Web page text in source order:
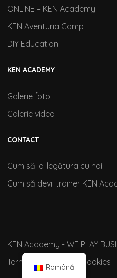
ONLINE – KEN Academy
KEN Aventuria Camp
DIY Education
KEN ACADEMY
Galerie foto
Galerie video
CONTACT
Cum să iei legătura cu noi
Cum să devii trainer KEN
KEN Academy - WE PLAY
Termeni si conditii
Cookies
Română